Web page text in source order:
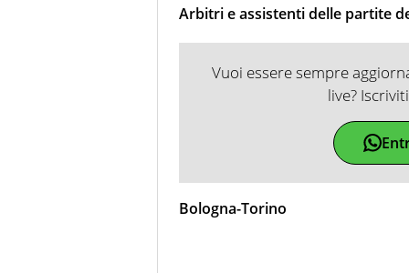
Arbitri e assistenti delle partite
Vuoi essere sempre
live?
Bologna-Torino